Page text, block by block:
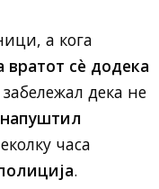
а кога
вратот сè додека
забележал дека не
напуштил
часа
.